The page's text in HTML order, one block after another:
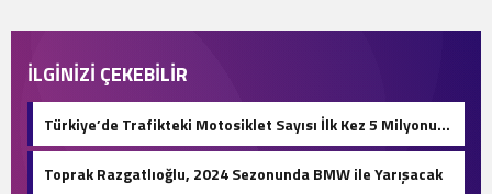
İLGİNİZİ ÇEKEBİLİR
Türkiye’de Trafikteki Motosiklet Sayısı İlk Kez 5 Milyonu
Geçti
Toprak Razgatlıoğlu, 2024 Sezonunda BMW ile Yarışacak